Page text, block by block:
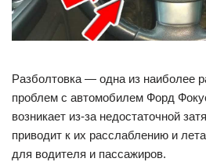
Разболтовка — одна из наиболее
проблем с автомобилем Форд
возникает из-за недостаточной
приводит к их расслаблению и
для водителя и пассажиров.